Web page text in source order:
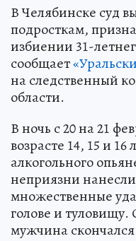
В Челябинске суд
подросткам,
избиении 31-
сообщает
на следственный
области.
В ночь с 20 на 21
возрасте 14, 15 и
алкогольного
неприязни
множественные
голове и
мужчина